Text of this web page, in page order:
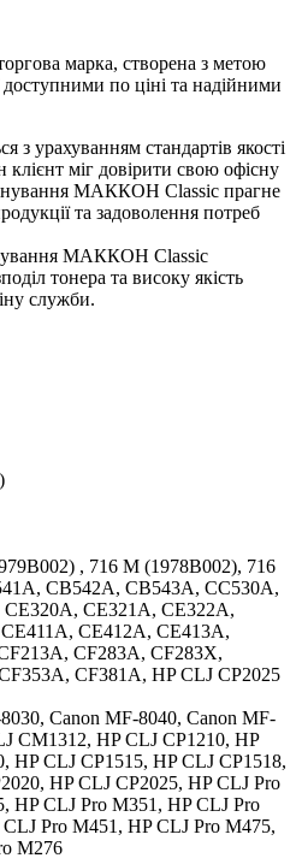
марка, створена з метою
доступними по ціні та надійними
з урахуванням стандартів якості
клієнт міг довірити свою офісну
МАККОН Classic прагне
та задоволення потреб
МАККОН Classic
тонера та високу якість
служби.
, 716 M (1978B002), 716
CB542A, CB543A, CC530A,
CE321A, CE322A,
CE412A, CE413A,
CF283A, CF283X,
CF381A, HP CLJ CP2025
Canon MF-8040, Canon MF-
CM1312, HP CLJ CP1210, HP
HP CLJ CP1515, HP CLJ CP1518,
HP CLJ CP2025, HP CLJ Pro
HP CLJ Pro M351, HP CLJ Pro
Pro M451, HP CLJ Pro M475,
M276